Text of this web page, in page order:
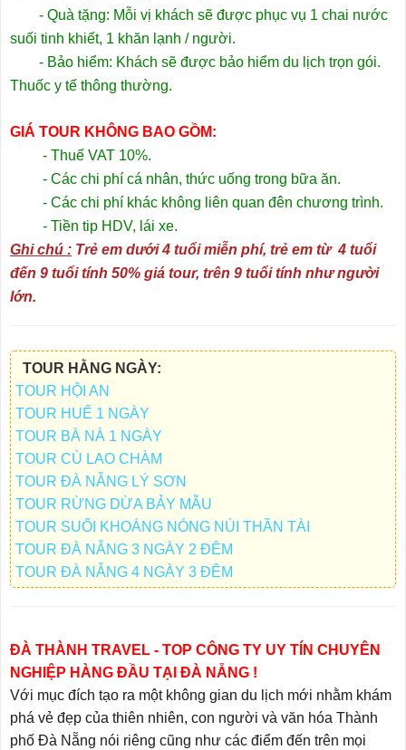
- Quà tặng: Mỗi vị khách sẽ được phục vụ 1 chai nước
suối tinh khiết, 1 khăn lạnh / người.
- Bảo hiểm: Khách sẽ được bảo hiểm du lịch trọn gói.
Thuốc y tế thông thường.
GIÁ TOUR KHÔNG BAO GỒM:
- Thuế VAT 10%.
- Các chi phí cá nhân, thức uống trong bữa ăn.
- Các chi phí khác không liên quan đên chương trình.
- Tiền tip HDV, lái xe.
Ghi chú : Trẻ em dưới 4 tuổi miễn phí, trẻ em từ 4 tuổi
đến 9 tuổi tính 50% giá tour, trên 9 tuổi tính như người
lớn.
TOUR HẰNG NGÀY:
TOUR HỘI AN
TOUR HUẾ 1 NGÀY
TOUR BÀ NÀ 1 NGÀY
TOUR CÙ LAO CHÀM
TOUR ĐÀ NẴNG LÝ SƠN
TOUR RỪNG DỪA BẢY MẪU
TOUR SUỐI KHOÁNG NÓNG NÚI THẦN TÀI
TOUR ĐÀ NẴNG 3 NGÀY 2 ĐÊM
TOUR ĐÀ NẴNG 4 NGÀY 3 ĐÊM
ĐÀ THÀNH TRAVEL - TOP CÔNG TY UY TÍN CHUYÊN
NGHIỆP HÀNG ĐẦU TẠI ĐÀ NẴNG !
Với mục đích tạo ra một không gian du lịch mới nhằm khám
phá vẻ đẹp của thiên nhiên, con người và văn hóa Thành
phố Đà Nẵng nói riêng cũng như các điểm đến trên mọi